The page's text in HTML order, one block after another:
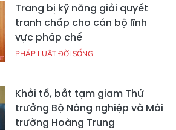
Trang bị kỹ năng giải quyết
tranh chấp cho cán bộ lĩnh
vực pháp chế
PHÁP LUẬT ĐỜI SỐNG
Khởi tố, bắt tạm giam Thứ
trưởng Bộ Nông nghiệp và Môi
trường Hoàng Trung